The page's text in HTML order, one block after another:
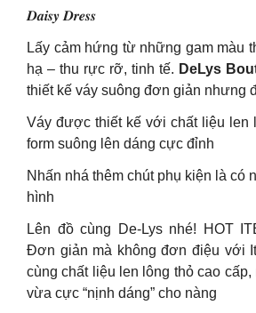
𝑫𝒂𝒊𝒔𝒚 𝑫𝒓𝒆𝒔𝒔
Lấy cảm hứng từ những gam màu
hạ – thu rực rỡ, tinh tế. DeLys
thiết kế váy suông đơn giản nhưng
Váy được thiết kế với chất liệu len
form suông lên dáng cực đỉnh
Nhấn nhá thêm chút phụ kiện là có
hình
Lên đồ cùng De-Lys nhé! HOT
Đơn giản mà không đơn điệu với
cùng chất liệu len lông thỏ cao cấp,
vừa cực “nịnh dáng” cho nàng